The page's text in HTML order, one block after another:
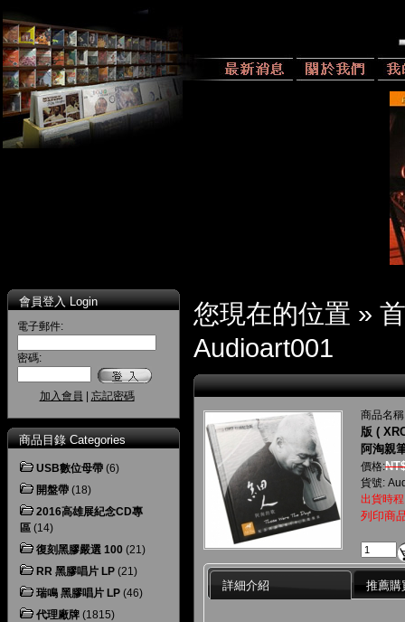
會員登入 Login
電子郵件:
密碼:
加入會員 忘記密碼
商品目錄 Categories
USB數位母帶 (6)
開盤帶 (18)
2016高雄展紀念CD專
區 (14)
復刻黑膠嚴選 100 (21)
RR 黑膠唱片 LP (21)
瑞鳴 黑膠唱片 LP (46)
代理廠牌 (1815)
您現在的位置 »
Audioart001
商品名
版 (
阿淘親
價格:
貨號:
出貨時
列印商
詳細介紹 推薦購